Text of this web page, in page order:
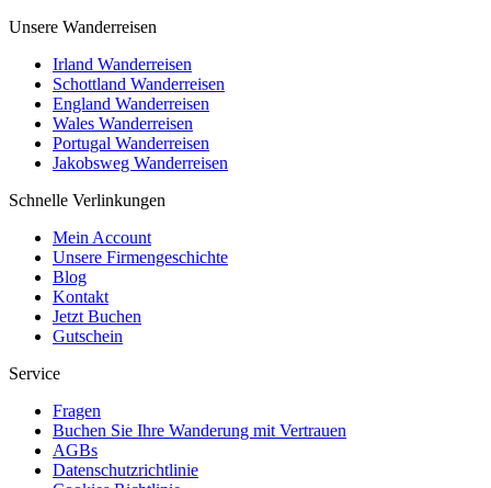
Unsere Wanderreisen
Irland Wanderreisen
Schottland Wanderreisen
England Wanderreisen
Wales Wanderreisen
Portugal Wanderreisen
Jakobsweg Wanderreisen
Schnelle Verlinkungen
Mein Account
Unsere Firmengeschichte
Blog
Kontakt
Jetzt Buchen
Gutschein
Service
Fragen
Buchen Sie Ihre Wanderung mit Vertrauen
AGBs
Datenschutzrichtlinie